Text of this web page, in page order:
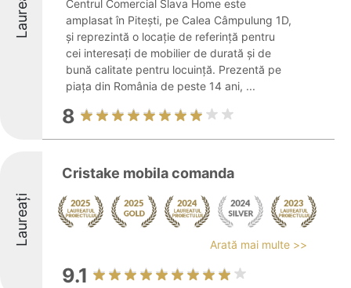
Laureați
Centrul Comercial Slava Home este
amplasat în Pitești, pe Calea Câmpulung 1D,
și reprezintă o locație de referință pentru
cei interesați de mobilier de durată și de
bună calitate pentru locuință. Prezentă pe
piața din România de peste 14 ani, ...
8
Laureați
Cristake mobila comanda
Arată mai multe >>
9.1